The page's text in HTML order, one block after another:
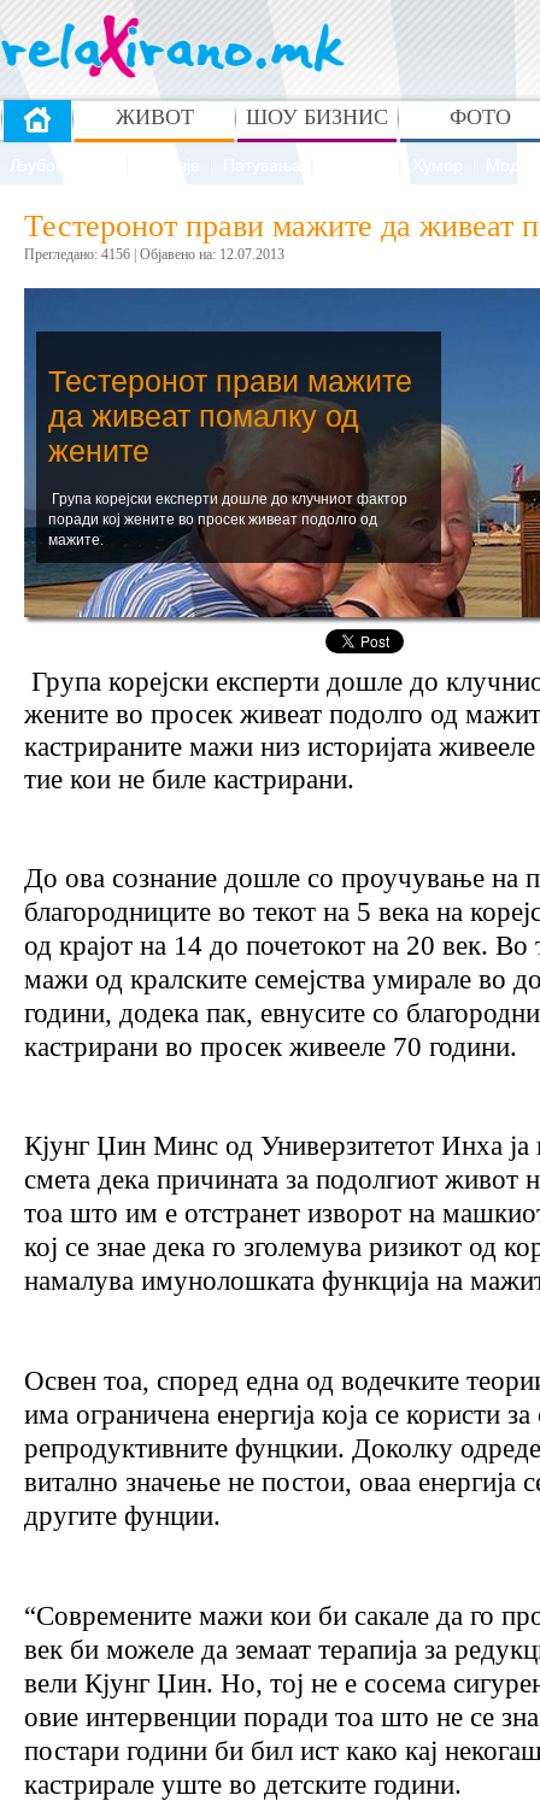
ЖИВОТ ШОУ БИЗНИС ФОТО
Тестеронот прави мажите да живеат
Прегледано: 4156 | Oбјавено на: 12.07.2013
Тестеронот прави мажите
да живеат помалку од
жените
Група корејски експерти дошле до клучниот фактор
поради кој жените во просек живеат подолго од
мажите.
Група корејски експерти дошле до
жените во просек живеат подолго од
кастрираните мажи низ историјата
тие кои не биле кастрирани.
До ова сознание дошле со проучување на
благородниците во текот на 5 века на
од крајот на 14 до почетокот на 20 век. Во
мажи од кралските семејства умирале во
години, додека пак, евнусите со
кастрирани во просек живееле 70 години.
Кјунг Џин Минс од Универзитетот Инха ја
смета дека причината за подолгиот живот
тоа што им е отстранет изворот на
кој се знае дека го зголемува ризикот од
намалува имунолошката функција на
Освен тоа, според една од водечките
има ограничена енергија која се користи
репродуктивните фунцкии. Доколку
витално значење не постои, оваа енергија
другите фунции.
“Современите мажи кои би сакале да го
век би можеле да земаат терапија за
вели Кјунг Џин. Но, тој не е сосема
овие интервенции поради тоа што не се
постари години би бил ист како кај
кастрирале уште во детските години.